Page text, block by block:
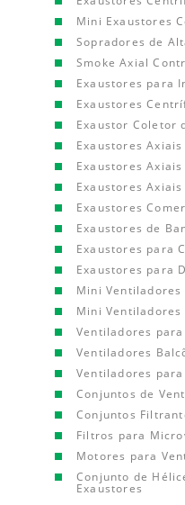
Mini Exaustores
Sopradores de
Smoke Axial
Exaustores para
Exaustores
Exaustor Coletor
Exaustores Axiais
Exaustores
Exaustores
Exaustores
Exaustores de
Exaustores para
Exaustores para
Mini Ventiladores
Mini Ventiladores
Ventiladores
Ventiladores
Ventiladores
Conjuntos de
Conjuntos
Filtros para
Motores para
Conjunto de
Exaustores